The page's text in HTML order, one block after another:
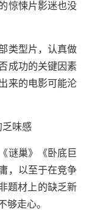
惊悚片影迷也没
类型片，认真做
成功的关键因素
来的电影可能沦
味感
巢》《卧底巨
，以至于在竞争
题材上的缺乏新
够走心。